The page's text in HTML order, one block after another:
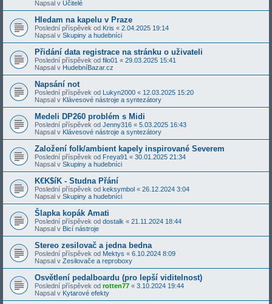
Napsal v Učitelé
Hledam na kapelu v Praze
Poslední příspěvek od Kris « 2.04.2025 19:14
Napsal v Skupiny a hudebníci
Přidání data registrace na stránku o uživateli
Poslední příspěvek od filo01 « 29.03.2025 15:41
Napsal v HudebníBazar.cz
Napsání not
Poslední příspěvek od Lukyn2000 « 12.03.2025 15:20
Napsal v Klávesové nástroje a syntezátory
Medeli DP260 problém s Midi
Poslední příspěvek od Jenny316 « 5.03.2025 16:43
Napsal v Klávesové nástroje a syntezátory
Založení folk/ambient kapely inspirované Severem
Poslední příspěvek od Freya91 « 30.01.2025 21:34
Napsal v Skupiny a hudebníci
K€K$íK - Studna Přání
Poslední příspěvek od keksymbol « 26.12.2024 3:04
Napsal v Skupiny a hudebníci
Šlapka kopák Amati
Poslední příspěvek od dostalk « 21.11.2024 18:44
Napsal v Bicí nástroje
Stereo zesilovač a jedna bedna
Poslední příspěvek od Mektys « 6.10.2024 8:09
Napsal v Zesilovače a reproboxy
Osvětlení pedalboardu (pro lepší viditelnost)
Poslední příspěvek od rotten77 « 3.10.2024 19:44
Napsal v Kytarové efekty